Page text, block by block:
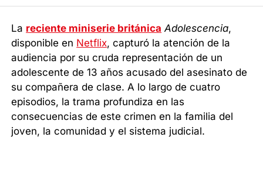
La reciente miniserie británica Adolescencia,
disponible en Netflix, capturó la atención de la
audiencia por su cruda representación de un
adolescente de 13 años acusado del asesinato de
su compañera de clase. A lo largo de cuatro
episodios, la trama profundiza en las
consecuencias de este crimen en la familia del
joven, la comunidad y el sistema judicial.